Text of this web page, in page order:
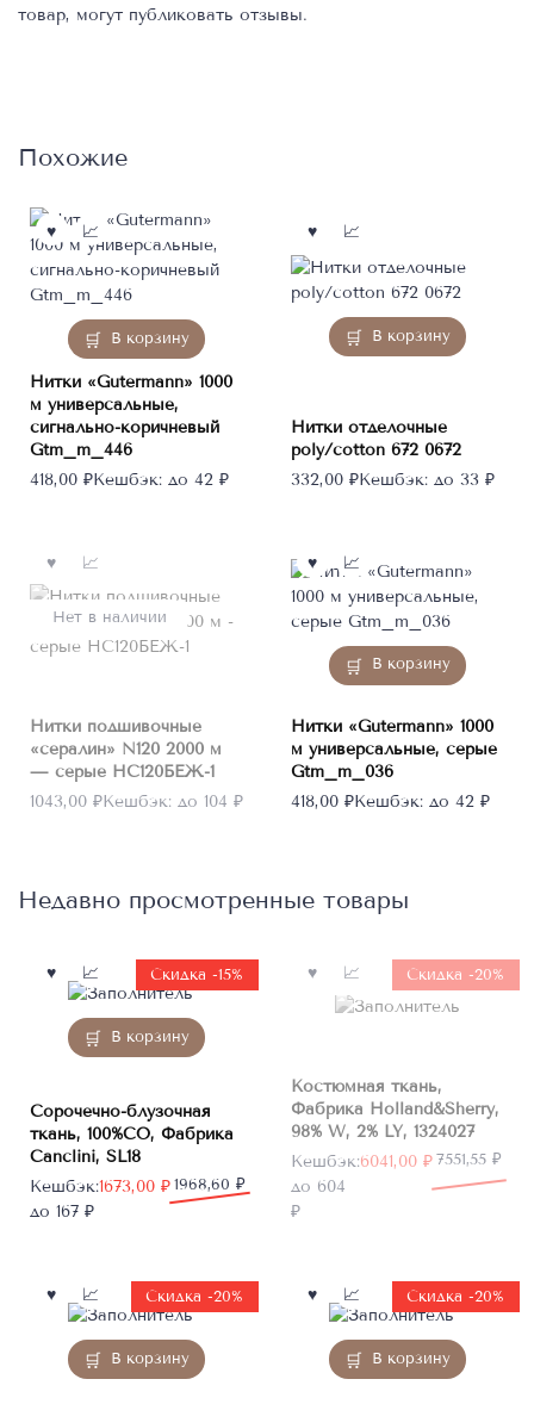
товар, могут публиковать отзывы.
Похожие
В корзину
Нитки «Gutermann» 1000
м универсальные,
сигнально-коричневый
Gtm_m_446
418,00 ₽Кешбэк: до 42 ₽
В корзину
Нитки отделочные
poly/cotton 672 0672
332,00 ₽Кешбэк: до 33 ₽
Нет в наличии
Нитки подшивочные
«сералин» N120 2000 м
— серые НС120БЕЖ-1
1043,00 ₽Кешбэк: до 104 ₽
В корзину
Нитки «Gutermann» 1000
м универсальные, серые
Gtm_m_036
418,00 ₽Кешбэк: до 42 ₽
Недавно просмотренные товары
В корзину
Скидка -15%
Сорочечно-блузочная
ткань, 100%CO, Фабрика
Canclini, SL18
1968,60 ₽
Первоначальная
цена
1673,00 ₽
Текущая
цена:
Кешбэк:
до 167 ₽
Нет в
наличииСкидка -20%
Костюмная ткань,
Фабрика Holland&Sherry,
98% W, 2% LY, 1324027
7551,55 ₽
Первоначальная
цена
составляла
6041,00 ₽
Текущая
цена:
6041,00 ₽.
Кешбэк:
до 604
₽
В корзину
Скидка -20%
В корзину
Скидка -20%